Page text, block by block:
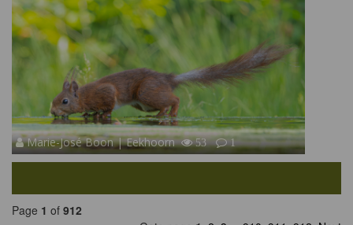
Marie-José Boon | Eekhoorn 53 1
Page 1 of 912